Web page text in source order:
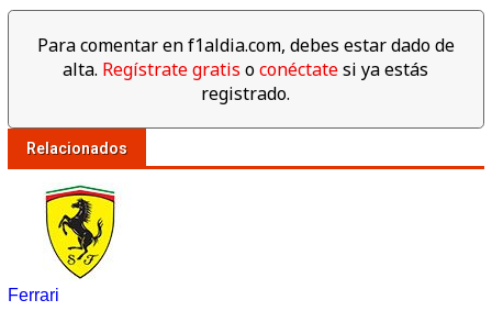
Para comentar en f1aldia.com, debes estar dado de
alta. Regístrate gratis oconéctatesi ya estás
registrado.
Relacionados
Ferrari